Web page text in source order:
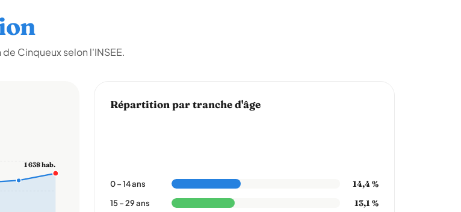
Cinqueux selon l'INSEE.
1 638 hab.
Répartition par tranche d'âge
0 – 14 ans 14,4 %
15 – 29 ans 13,1 %